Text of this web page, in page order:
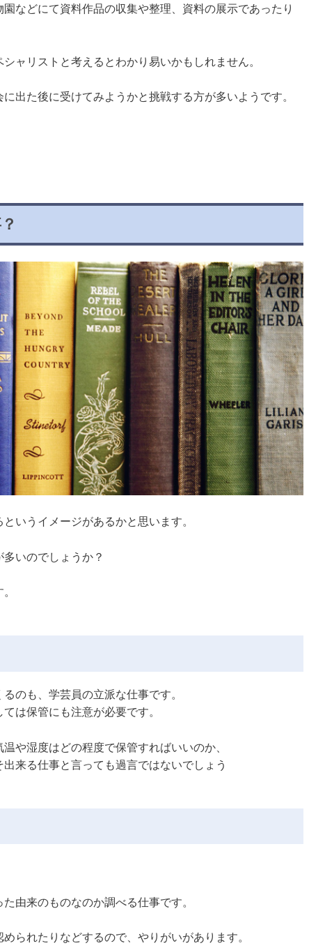
などにて資料作品の収集や整理、資料の展示であったり
ャリストと考えるとわかり易いかもしれません。
出た後に受けてみようかと挑戦する方が多いようです。
いうイメージがあるかと思います。
いのでしょうか？
のも、学芸員の立派な仕事です。
は保管にも注意が必要です。
や湿度はどの程度で保管すればいいのか、
来る仕事と言っても過言ではないでしょう
由来のものなのか調べる仕事です。
られたりなどするので、やりがいがあります。